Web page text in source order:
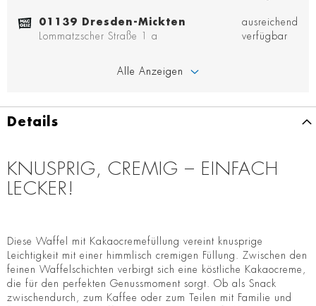
01139 Dresden-Mickten
Lommatzscher Straße 1 a
ausreichend
verfügbar
Alle Anzeigen
Details
KNUSPRIG, CREMIG – EINFACH
LECKER!
Diese Waffel mit Kakaocremefüllung vereint knusprige
Leichtigkeit mit einer himmlisch cremigen Füllung. Zwischen den
feinen Waffelschichten verbirgt sich eine köstliche Kakaocreme,
die für den perfekten Genussmoment sorgt. Ob als Snack
zwischendurch, zum Kaffee oder zum Teilen mit Familie und